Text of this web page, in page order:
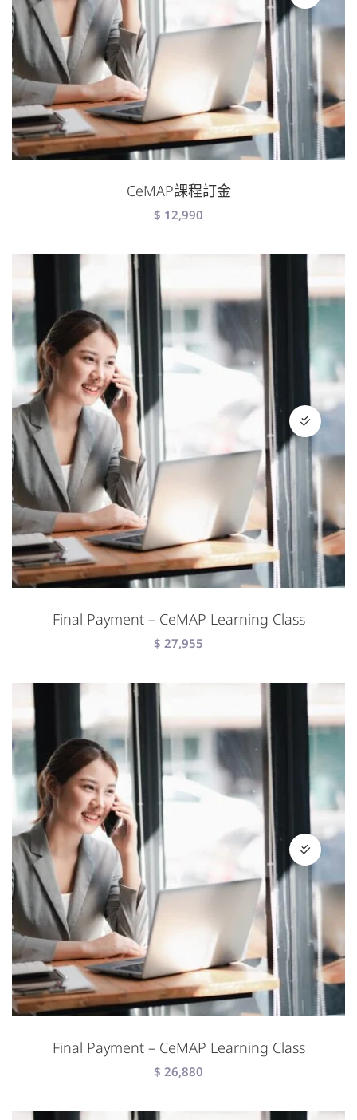
CeMAP課程訂金
$ 12,990
Final Payment – CeMAP Learning Class
$ 27,955
Final Payment – CeMAP Learning Class
$ 26,880